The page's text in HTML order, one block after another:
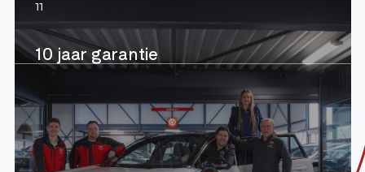
10 jaar garantie